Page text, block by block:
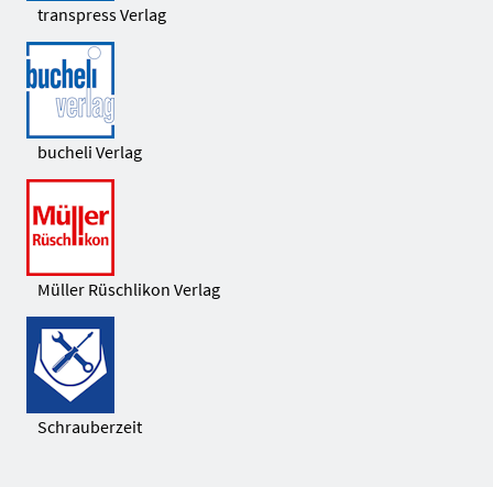
transpress Verlag
bucheli Verlag
Müller Rüschlikon Verlag
Schrauberzeit